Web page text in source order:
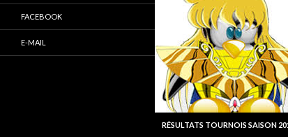
RÉSULTATS TOURNOIS SAISON
FACEBOOK
E-MAIL